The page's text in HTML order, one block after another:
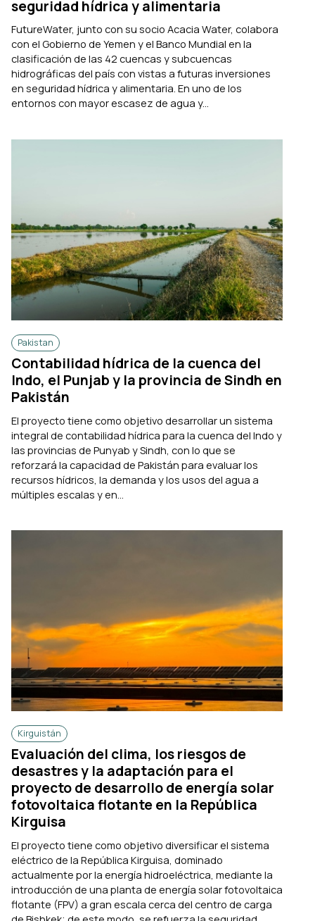
seguridad hídrica y alimentaria
FutureWater, junto con su socio Acacia Water, colabora
con el Gobierno de Yemen y el Banco Mundial en la
clasificación de las 42 cuencas y subcuencas
hidrográficas del país con vistas a futuras inversiones
en seguridad hídrica y alimentaria. En uno de los
entornos con mayor escasez de agua y...
Pakistan
Contabilidad hídrica de la cuenca del
Indo, el Punjab y la provincia de Sindh en
Pakistán
El proyecto tiene como objetivo desarrollar un sistema
integral de contabilidad hídrica para la cuenca del Indo y
las provincias de Punyab y Sindh, con lo que se
reforzará la capacidad de Pakistán para evaluar los
recursos hídricos, la demanda y los usos del agua a
múltiples escalas y en...
Kirguistán
Evaluación del clima, los riesgos de
desastres y la adaptación para el
proyecto de desarrollo de energía solar
fotovoltaica flotante en la República
Kirguisa
El proyecto tiene como objetivo diversificar el sistema
eléctrico de la República Kirguisa, dominado
actualmente por la energía hidroeléctrica, mediante la
introducción de una planta de energía solar fotovoltaica
flotante (FPV) a gran escala cerca del centro de carga